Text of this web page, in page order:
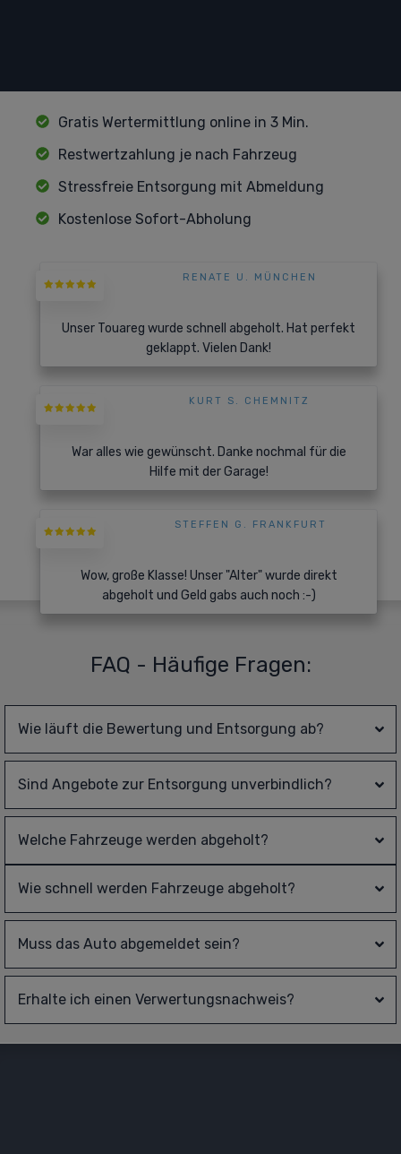
Gratis Wertermittlung online in 3 Min.
Restwertzahlung je nach Fahrzeug
Stressfreie Entsorgung mit Abmeldung
Kostenlose Sofort-Abholung
RENATE U. MÜNCHEN
Unser Touareg wurde schnell abgeholt. Hat perfekt
geklappt. Vielen Dank!
KURT S. CHEMNITZ
War alles wie gewünscht. Danke nochmal für die
Hilfe mit der Garage!
STEFFEN G. FRANKFURT
Wow, große Klasse! Unser "Alter" wurde direkt
abgeholt und Geld gabs auch noch :-)
FAQ - Häufige Fragen:
Wie läuft die Bewertung und Entsorgung ab?
Sind Angebote zur Entsorgung unverbindlich?
Welche Fahrzeuge werden abgeholt?
Wie schnell werden Fahrzeuge abgeholt?
Muss das Auto abgemeldet sein?
Erhalte ich einen Verwertungsnachweis?